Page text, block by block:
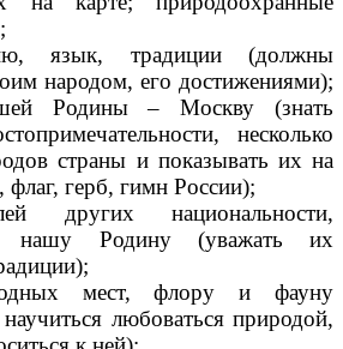
язык, традиции (должны
народом, его достижениями);
Родины – Москву (знать
несколько
страны и показывать их на
флаг, герб, гимн России);
других национальности,
нашу Родину (уважать их
мест, флору и фауну
любоваться природой,